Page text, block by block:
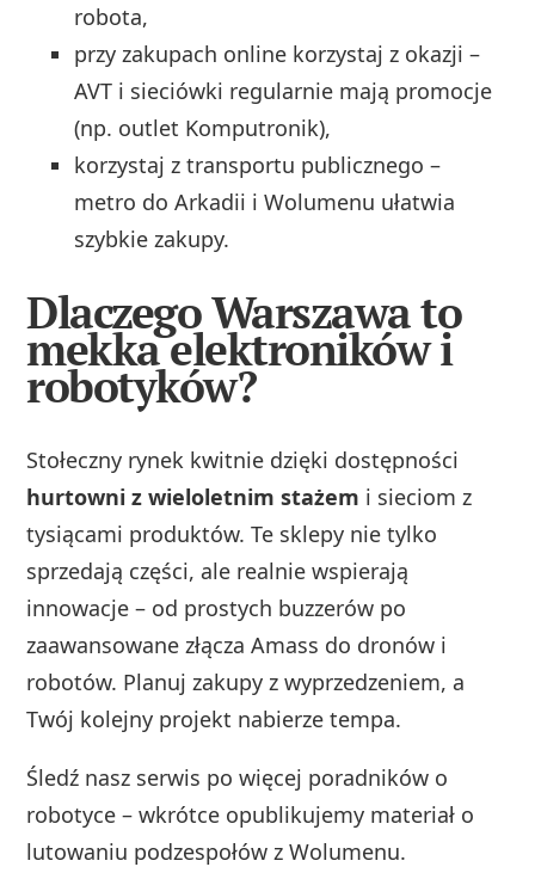
robota,
przy zakupach online korzystaj z okazji –
AVT i sieciówki regularnie mają promocje
(np. outlet Komputronik),
korzystaj z transportu publicznego –
metro do Arkadii i Wolumenu ułatwia
szybkie zakupy.
Dlaczego Warszawa to
mekka elektroników i
robotyków?
Stołeczny rynek kwitnie dzięki dostępności
hurtowni z wieloletnim stażem i sieciom z
tysiącami produktów. Te sklepy nie tylko
sprzedają części, ale realnie wspierają
innowacje – od prostych buzzerów po
zaawansowane złącza Amass do dronów i
robotów. Planuj zakupy z wyprzedzeniem, a
Twój kolejny projekt nabierze tempa.
Śledź nasz serwis po więcej poradników o
robotyce – wkrótce opublikujemy materiał o
lutowaniu podzespołów z Wolumenu.